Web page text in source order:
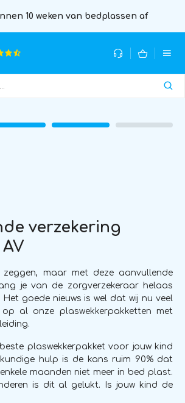
10 weken van bedplassen af
verzekering
zeggen, maar met deze aanvullende
je van de zorgverzekeraar helaas
Het goede nieuws is wel dat wij nu veel
al onze plaswekkerpakketten met
plaswekkerpakket voor jouw kind
hulp is de kans ruim 90% dat
maanden niet meer in bed plast.
is dit al gelukt. Is jouw kind de